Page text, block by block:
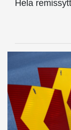
Hela